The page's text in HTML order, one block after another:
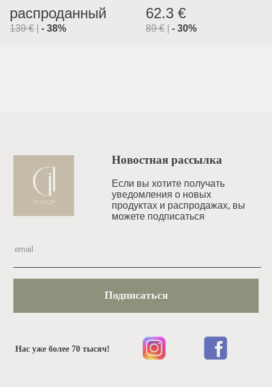
распроданный
139€ - 38%
каблуке
62.3 €
89€ - 30%
Новостная рассылка
Если вы хотите получать
уведомления o новых
продуктах и распродажах, вы
можете подписаться
Подписаться
Нас уже более 70 тысяч!